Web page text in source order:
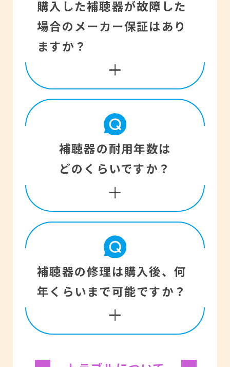
ださい。
ど様々な原因で「聞こ
え」が変化することがあ
ります。使い始めのフィ
ッティングとその後のア
フターサービスこそ、補
聴器の価値を左右するも
のだと考えています。
フィッティング＝「聞こ
え」の状態に合わせて、
最も聞きやすい状態に調
整すること。
アフターサービス＝補聴
器の修理・点検や、聴力
が変わった場合の、それ
に対応した再調整など。
困ったことや不安なこと
がありましたらお買上い
の方が行っても大丈夫で
す。本人ができない場合
は周りの方が補聴器の状
態を把握することが大切
です。ただし、補聴器か
ら音が出ているかを確認
するときに補聴器を直接
耳にはめてみるのはおや
めください。
購入した補聴器が故障した
場合のメーカー保証はあり
ますか？
保証の内容や期間はメー
カーや器種により異なり
ます。くわしくはお買い
上げいただきました販売
店におたずねください。
補聴器の耐用年数は
どのくらいですか？
補聴器の耐用年数は4～5
年ですが、日々のお手入
れや聴力の変化で長くも
短くもなります。取扱い
補聴器の修理は購入後、何
年くらいまで可能ですか？